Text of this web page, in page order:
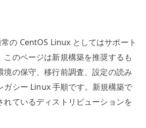
の CentOS Linux としてはサポート
このページは新規構築を推奨するも
境の保守、移行前調査、設定の読み
ガシー Linux 手順です。新規構築で
れているディストリビューションを